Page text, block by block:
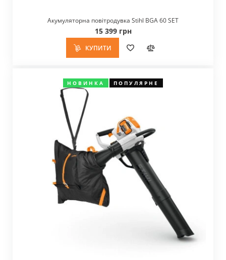
Акумуляторна повітродувка Stihl BGA 60 SET
15 399 грн
КУПИТИ
НОВИНКА ПОПУЛЯРНЕ